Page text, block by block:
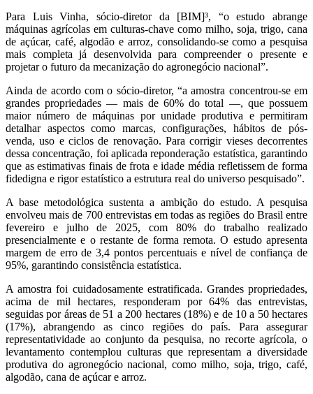
Para Luis Vinha, sócio-diretor da [BIM]³, “o estudo abrange
máquinas agrícolas em culturas-chave como milho, soja, trigo, cana
de açúcar, café, algodão e arroz, consolidando-se como a pesquisa
mais completa já desenvolvida para compreender o presente e
projetar o futuro da mecanização do agronegócio nacional”.
Ainda de acordo com o sócio-diretor, “a amostra concentrou-se em
grandes propriedades — mais de 60% do total —, que possuem
maior número de máquinas por unidade produtiva e permitiram
detalhar aspectos como marcas, configurações, hábitos de pós-
venda, uso e ciclos de renovação. Para corrigir vieses decorrentes
dessa concentração, foi aplicada reponderação estatística, garantindo
que as estimativas finais de frota e idade média refletissem de forma
fidedigna e rigor estatístico a estrutura real do universo pesquisado”.
A base metodológica sustenta a ambição do estudo. A pesquisa
envolveu mais de 700 entrevistas em todas as regiões do Brasil entre
fevereiro e julho de 2025, com 80% do trabalho realizado
presencialmente e o restante de forma remota. O estudo apresenta
margem de erro de 3,4 pontos percentuais e nível de confiança de
95%, garantindo consistência estatística.
A amostra foi cuidadosamente estratificada. Grandes propriedades,
acima de mil hectares, responderam por 64% das entrevistas,
seguidas por áreas de 51 a 200 hectares (18%) e de 10 a 50 hectares
(17%), abrangendo as cinco regiões do país. Para assegurar
representatividade ao conjunto da pesquisa, no recorte agrícola, o
levantamento contemplou culturas que representam a diversidade
produtiva do agronegócio nacional, como milho, soja, trigo, café,
algodão, cana de açúcar e arroz.